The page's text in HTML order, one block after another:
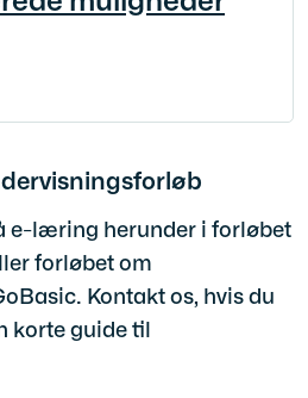
e-læring herunder i forløbet
forløbet om
Kontakt os, hvis du
korte guide til